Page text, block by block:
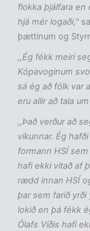
flokka þjálfara en
hjá mér logaði,"
þættinum og
,,Ég fékk meiri
Kópavoginum
sá ég að fólk var
eru allir að tala
,,Það verður að
vikunnar. Ég
formann HSÍ
hafi ekki vitað af
rædd innan HSÍ
þar sem farið
lokið en þá fékk
Ólafs Víðis hafi